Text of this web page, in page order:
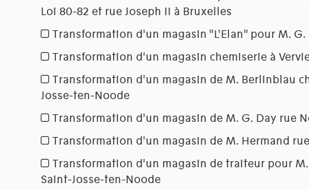
Loi 80-82 et rue Joseph II à Bruxelles
Transformation d'un magasin "L'Elan" pour M.
Transformation d'un magasin chemiserie à
Transformation d'un magasin de M. Berlinblau
Josse-ten-Noode
Transformation d'un magasin de M. G. Day rue
Transformation d'un magasin de M. Hermand
Transformation d'un magasin de traiteur pour
Saint-Josse-ten-Noode